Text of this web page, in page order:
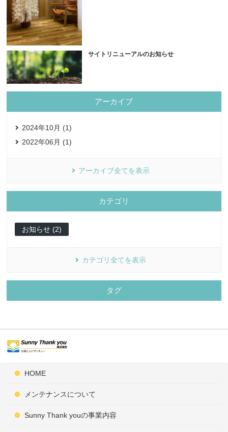
サイトリニューアルのお知らせ
アーカイブ
2024年10月 (1)
2022年06月 (1)
アーカイブ全てを表示
カテゴリ
お知らせ (2)
カテゴリ全てを表示
タグ
HOME
メンテナンスについて
Sunny Thank youの事業内容